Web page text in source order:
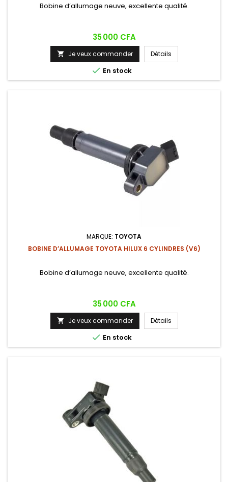
Bobine d’allumage neuve, excellente qualité.
Prix
35 000 CFA
 Je veux commander Détails
 En stock
MARQUE: TOYOTA
BOBINE D’ALLUMAGE TOYOTA HILUX 6 CYLINDRES (V6)
Bobine d’allumage neuve, excellente qualité.
Prix
35 000 CFA
 Je veux commander Détails
 En stock